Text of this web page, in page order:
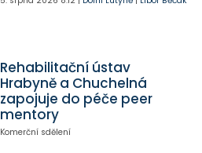
Rehabilitační ústav
Hrabyně a Chuchelná
zapojuje do péče peer
mentory
Komerční sdělení